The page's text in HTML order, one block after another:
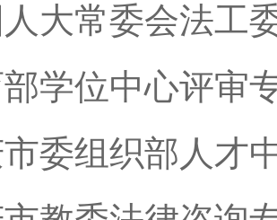
大常委会法工
学位中心评审
委组织部人才